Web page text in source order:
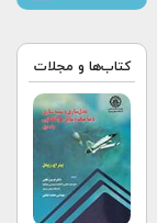
کتاب‌ها و مجلات